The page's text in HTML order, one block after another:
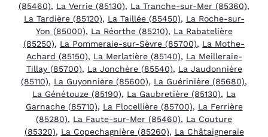
(85460), La Verrie (85130), La Tranche-sur-Mer (85360),
La Tardière (85120), La Taillée (85450), La Roche-sur-
Yon (85000), La Réorthe (85210), La Rabatelière
(85250), La Pommeraie-sur-Sèvre (85700), La Mothe-
Achard (85150), La Merlatière (85140), La Meilleraie-
Tillay (85700), La Jonchère (85540), La Jaudonnière
(85110), La Guyonnière (85600), La Guérinière (85680),
La Génétouze (85190), La Gaubretière (85130), La
Garnache (85710), La Flocellière (85700), La Ferrière
(85280), La Faute-sur-Mer (85460), La Couture
(85320), La Copechagnière (85260), La Châtaigneraie